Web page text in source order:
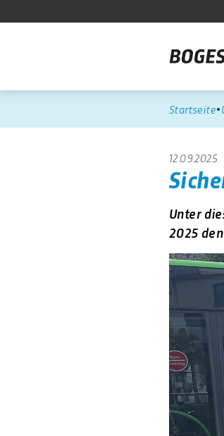
Startseite
12.09.2025
Unter
2025